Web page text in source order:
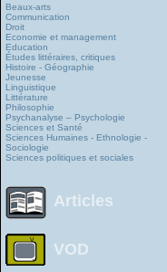
Beaux-arts
Communication
Droit
Economie et management
Education
Études littéraires, critiques
Histoire - Géographie
Jeunesse
Linguistique
Littérature
Philosophie
Psychanalyse – Psychologie
Sciences et Santé
Sciences Humaines - Ethnologie -
Sociologie
Sciences politiques et sociales
Articles
VOD